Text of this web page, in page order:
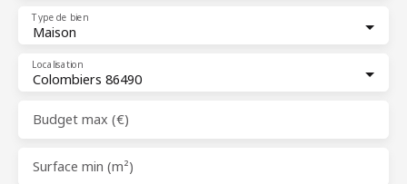
Maison
Type de bien
Colombiers 86490
Localisation
Budget max (€)
Surface min (m²)